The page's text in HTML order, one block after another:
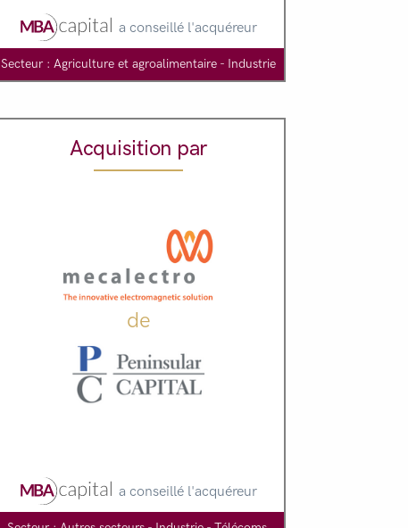
a conseillé l'acquéreur
Secteur : Agriculture et agroalimentaire - Industrie
Acquisition par
de
a conseillé l'acquéreur